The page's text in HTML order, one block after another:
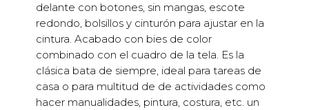
amarillos
verde
cantidad
delante con botones, sin mangas, escote
redondo, bolsillos y cinturón para ajustar en la
cintura. Acabado con bies de color
combinado con el cuadro de la tela. Es la
clásica bata de siempre, ideal para tareas de
casa o para multitud de de actividades como
hacer manualidades, pintura, costura, etc. un